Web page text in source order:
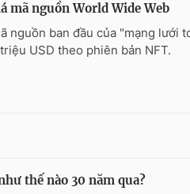
mã nguồn World Wide Web
nguồn ban đầu của "mạng lưới
USD theo phiên bản NFT.
thế nào 30 năm qua?